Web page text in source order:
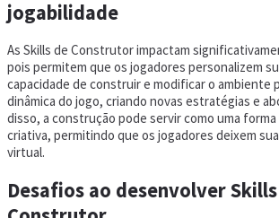
jogabilidade
As Skills de Construtor impactam
pois permitem que os jogadores personalizem
capacidade de construir e modificar o ambiente
dinâmica do jogo, criando novas estratégias e
disso, a construção pode servir como uma
criativa, permitindo que os jogadores deixem
virtual.
Desafios ao desenvolver